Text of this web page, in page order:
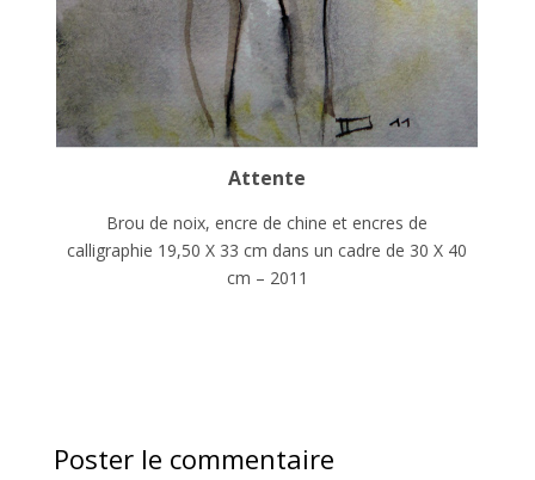
Attente
Brou de noix, encre de chine et encres de
calligraphie 19,50 X 33 cm dans un cadre de 30 X 40
cm – 2011
Poster le commentaire